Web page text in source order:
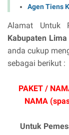
Agen Tiens
Alamat Untuk
Kabupaten
anda cukup
sebagai berikut :
PAKET /
NAMA
Untuk